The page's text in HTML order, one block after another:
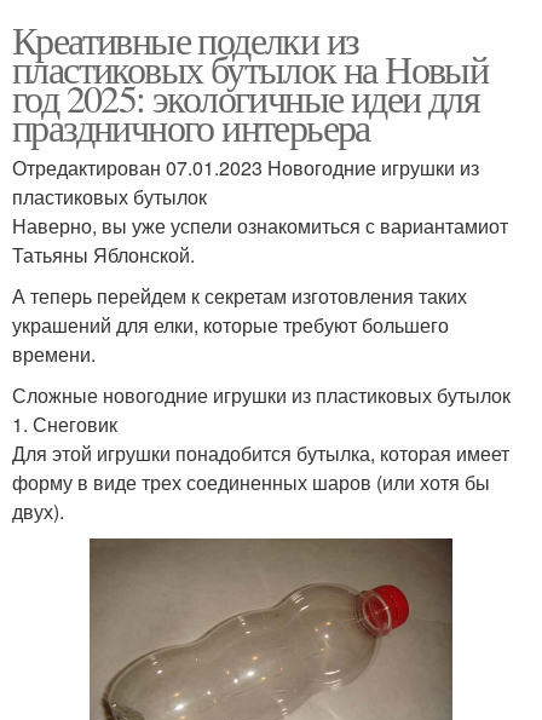
Креативные поделки из
пластиковых бутылок на Новый
год 2025: экологичные идеи для
праздничного интерьера
Отредактирован 07.01.2023 Новогодние игрушки из
пластиковых бутылок
Наверно, вы уже успели ознакомиться с вариантамиот
Татьяны Яблонской.
А теперь перейдем к секретам изготовления таких
украшений для елки, которые требуют большего
времени.
Сложные новогодние игрушки из пластиковых бутылок
1. Снеговик
Для этой игрушки понадобится бутылка, которая имеет
форму в виде трех соединенных шаров (или хотя бы
двух).